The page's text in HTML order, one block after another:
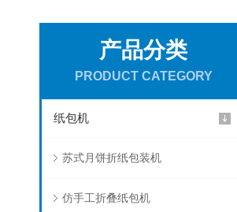
产品分类
PRODUCT CATEGORY
纸包机
苏式月饼折纸包装机
仿手工折叠纸包机